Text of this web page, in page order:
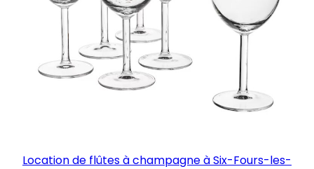
Location de flûtes à champagne à Six-Fours-les-